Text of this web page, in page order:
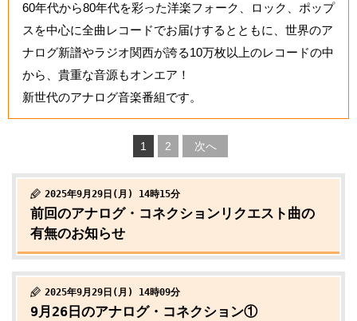
60年代から80年代を彩った洋楽フォーク、ロック、ポップ
スを中心に全曲レコードでお届けするとともに、世界のア
ナログ新譜やラジオ関西が誇る10万枚以上のレコードの中
から、貴重な音源もオンエア！
新世代のアナログ音楽番組です。
1 2 次へ
2025年9月29日(月) 14時15分
前回のアナログ・コネクションリクエスト曲の
有無のお知らせ
2025年9月29日(月) 14時09分
9月26日のアナログ・コネクション①